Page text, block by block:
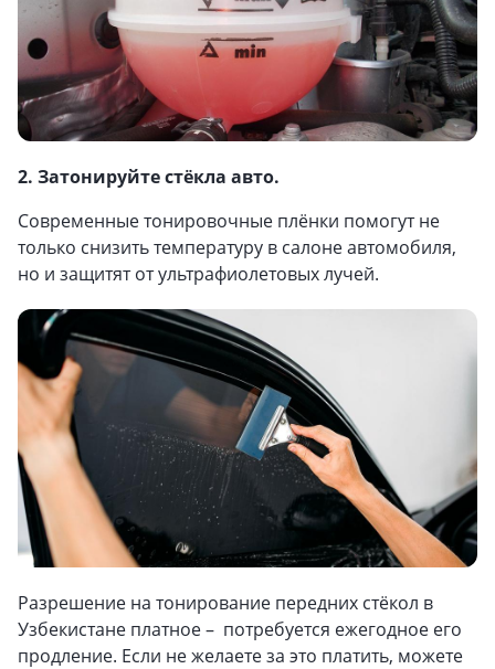
2. Затонируйте стёкла авто.
Современные тонировочные плёнки помогут не
только снизить температуру в салоне автомобиля,
но и защитят от ультрафиолетовых лучей.
Разрешение на тонирование передних стёкол в
Узбекистане платное – потребуется ежегодное его
продление. Если не желаете за это платить, можете